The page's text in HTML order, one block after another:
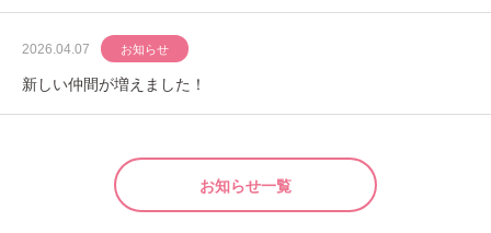
2026.04.07 お知らせ
新しい仲間が増えました！
お知らせ一覧